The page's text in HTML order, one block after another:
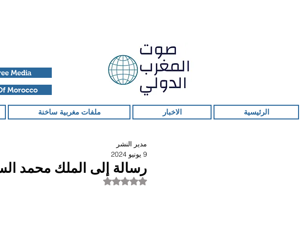
Media
Morocco
الرئيسية الاخبار ملفات مغربية ساخنة
رسالة إلى الملك محمد
مدير النشر
9 يونيو 2024
تم التقييم بـ ليس رقمًا من أصل 5 نجوم.